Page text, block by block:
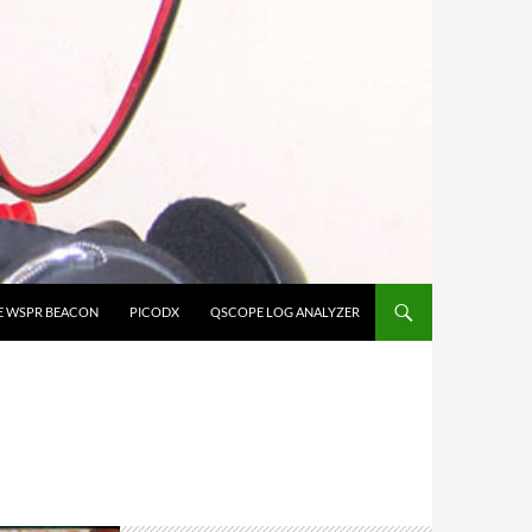
WSPR BEACON PICODX QSCOPE LOG ANALYZER